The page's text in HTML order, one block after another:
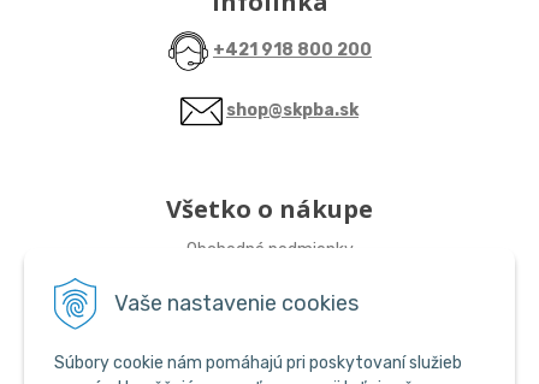
Vaše nastavenie cookies
Súbory cookie nám pomáhajú pri poskytovaní služieb
+421 918 800 200
shop@skpba.sk
Všetko o nákupe
Obchodné podmienky
Sledujte nás
ŠKP-SHOP